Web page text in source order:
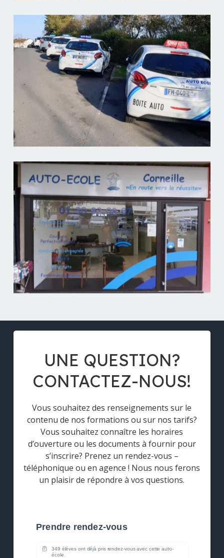
UNE QUESTION?
CONTACTEZ-NOUS!
Vous souhaitez des renseignements sur le
contenu de nos formations ou sur nos tarifs?
Vous souhaitez connaître les horaires
d’ouverture ou les documents à fournir pour
s’inscrire? Prenez un rendez-vous –
téléphonique ou en agence ! Nous nous ferons
un plaisir de répondre à vos questions.